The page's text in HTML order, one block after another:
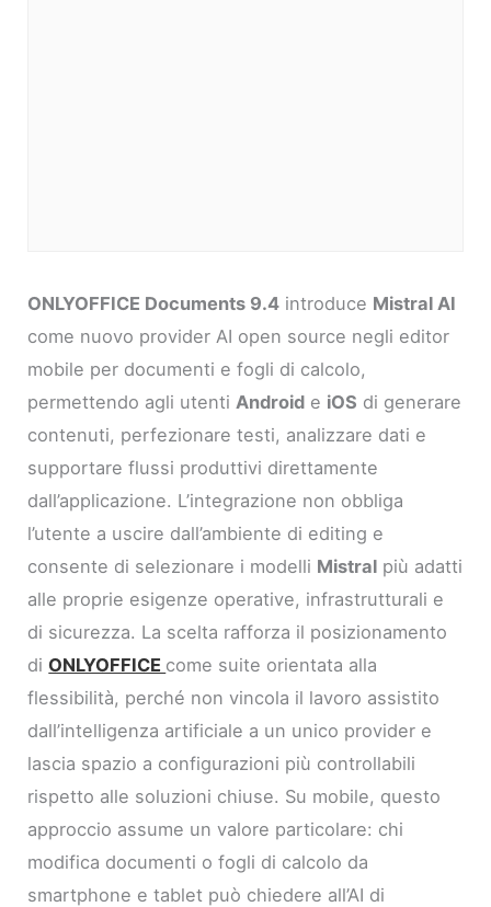
ONLYOFFICE Documents 9.4 introduce Mistral AI
come nuovo provider AI open source negli editor
mobile per documenti e fogli di calcolo,
permettendo agli utenti Android e iOS di generare
contenuti, perfezionare testi, analizzare dati e
supportare flussi produttivi direttamente
dall’applicazione. L’integrazione non obbliga
l’utente a uscire dall’ambiente di editing e
consente di selezionare i modelli Mistral più adatti
alle proprie esigenze operative, infrastrutturali e
di sicurezza. La scelta rafforza il posizionamento
di ONLYOFFICE come suite orientata alla
flessibilità, perché non vincola il lavoro assistito
dall’intelligenza artificiale a un unico provider e
lascia spazio a configurazioni più controllabili
rispetto alle soluzioni chiuse. Su mobile, questo
approccio assume un valore particolare: chi
modifica documenti o fogli di calcolo da
smartphone e tablet può chiedere all’AI di